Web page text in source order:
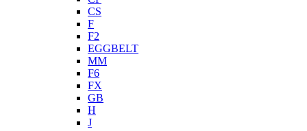
CS
F
F2
EGGBELT
MM
F6
FX
GB
H
J